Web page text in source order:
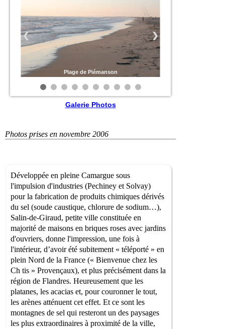
Plage de Piémanson
❮ ❯
Galerie Photos
Photos prises en novembre 2006
Développée en pleine Camargue sous
l'impulsion d'industries (Pechiney et Solvay)
pour la fabrication de produits chimiques dérivés
du sel (soude caustique, chlorure de sodium…),
Salin-de-Giraud, petite ville constituée en
majorité de maisons en briques roses avec jardins
d'ouvriers, donne l'impression, une fois à
l'intérieur, d’avoir été subitement « téléporté » en
plein Nord de la France (« Bienvenue chez les
Ch tis » Provençaux), et plus précisément dans la
région de Flandres. Heureusement que les
platanes, les acacias et, pour couronner le tout,
les arènes atténuent cet effet. Et ce sont les
montagnes de sel qui resteront un des paysages
les plus extraordinaires à proximité de la ville,